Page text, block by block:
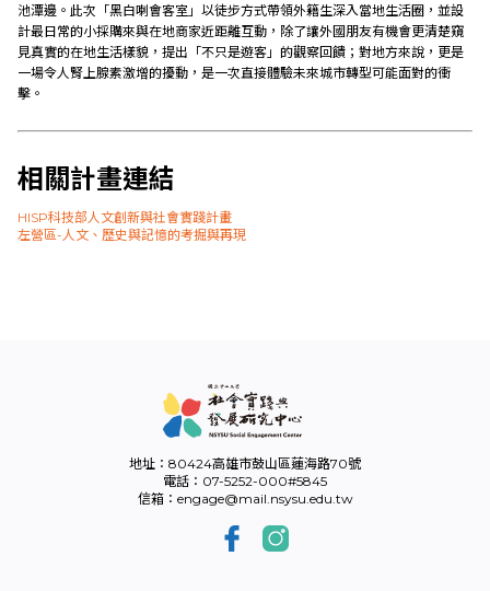
池潭邊。此次「黑白喇會客室」以徒步方式帶領外籍生深入當地生活圈，並設
計最日常的小採購來與在地商家近距離互動，除了讓外國朋友有機會更清楚窺
見真實的在地生活樣貌，提出「不只是遊客」的觀察回饋；對地方來說，更是
一場令人腎上腺素激增的擾動，是一次直接體驗未來城市轉型可能面對的衝
擊。
相關計畫連結
HISP科技部人文創新與社會實踐計畫
左營區-人文、歷史與記憶的考掘與再現
地址：80424高雄市鼓山區蓮海路70號
電話：07-5252-000#5845
信箱：engage@mail.nsysu.edu.tw